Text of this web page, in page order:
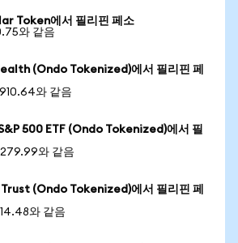
Token에서 필리핀 페소
와 같음
(Ondo Tokenized)에서 필리핀 페
와 같음
500 ETF (Ondo Tokenized)에서 필
와 같음
(Ondo Tokenized)에서 필리핀 페
와 같음